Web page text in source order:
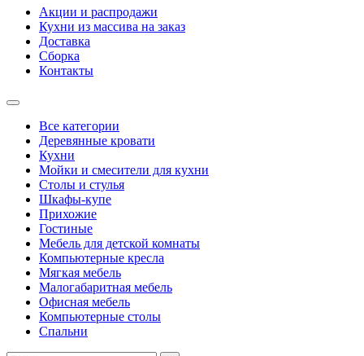
Акции и распродажи
Кухни из массива на заказ
Доставка
Сборка
Контакты
Все категории
Деревянные кровати
Кухни
Мойки и смесители для кухни
Столы и стулья
Шкафы-купе
Прихожие
Гостиные
Мебель для детской комнаты
Компьютерные кресла
Мягкая мебель
Малогабаритная мебель
Офисная мебель
Компьютерные столы
Спальни